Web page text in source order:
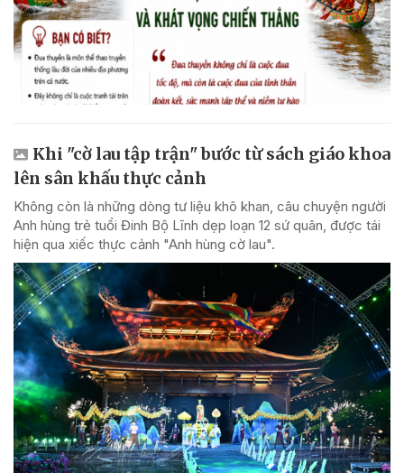
Khi "cờ lau tập trận" bước từ sách giáo khoa
lên sân khấu thực cảnh
Không còn là những dòng tư liệu khô khan, câu chuyện người
Anh hùng trẻ tuổi Đinh Bộ Lĩnh dẹp loạn 12 sứ quân, được tái
hiện qua xiếc thực cảnh "Anh hùng cờ lau".